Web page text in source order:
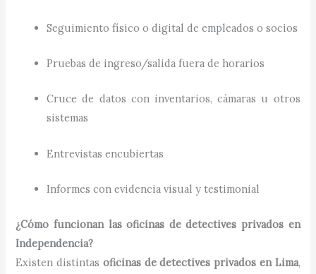
Seguimiento físico o digital de empleados o socios
Pruebas de ingreso/salida fuera de horarios
Cruce de datos con inventarios, cámaras u otros
sistemas
Entrevistas encubiertas
Informes con evidencia visual y testimonial
¿Cómo funcionan las oficinas de detectives privados en
Independencia?
Existen distintas oficinas de detectives privados en Lima,